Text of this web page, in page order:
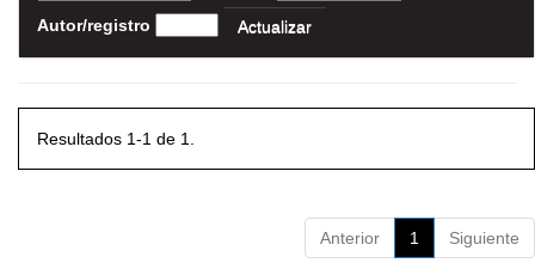
Autor/registro
Resultados 1-1 de 1.
Anterior 1 Siguiente